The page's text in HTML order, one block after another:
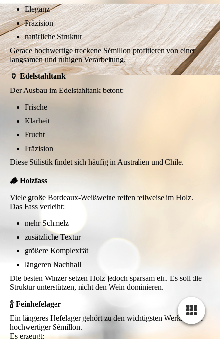
Eleganz
Präzision
natürliche Struktur
Gerade hochwertige trockene Sémillon profitieren von einer
langsamen und ruhigen Verarbeitung.
🏺 Edelstahltank
Der Ausbau im Edelstahltank betont:
Frische
Klarheit
Frucht
Präzision
Diese Stilistik findet sich häufig in Australien und Chile.
🪵 Holzfass
Viele große Bordeaux-Weißweine reifen teilweise im Holz.
Das Fass verleiht:
mehr Schmelz
zusätzliche Textur
größere Komplexität
längeren Nachhall
Die besten Winzer setzen Holz jedoch sparsam ein. Es soll die
Struktur unterstützen, nicht den Wein dominieren.
🍾 Feinhefelager
Ein längeres Hefelager gehört zu den wichtigsten Werkzeugen
hochwertiger Sémillon.
Es erzeugt: